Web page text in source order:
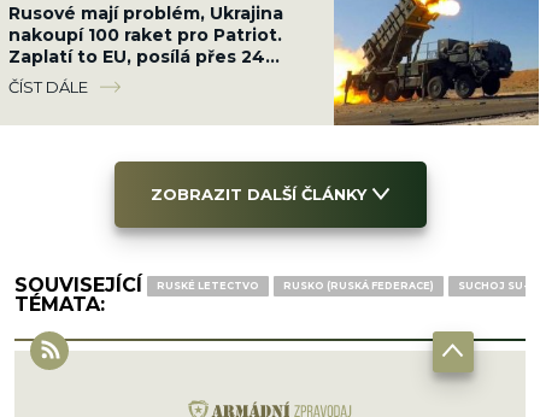
Rusové mají problém, Ukrajina
nakoupí 100 raket pro Patriot.
Zaplatí to EU, posílá přes 24
miliard Kč
ČÍST DÁLE
ZOBRAZIT DALŠÍ ČLÁNKY
SOUVISEJÍCÍ
TÉMATA:
RUSKÉ LETECTVO RUSKO (RUSKÁ FEDERACE) SUCHOJ SU-57